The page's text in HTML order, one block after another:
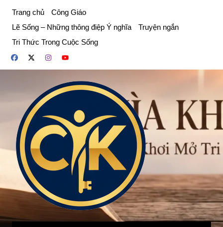
phần
dung
Trang chủ
Công Giáo
Lẽ Sống – Những thông điệp Ý nghĩa
Truyện ngắn
Tri Thức Trong Cuộc Sống